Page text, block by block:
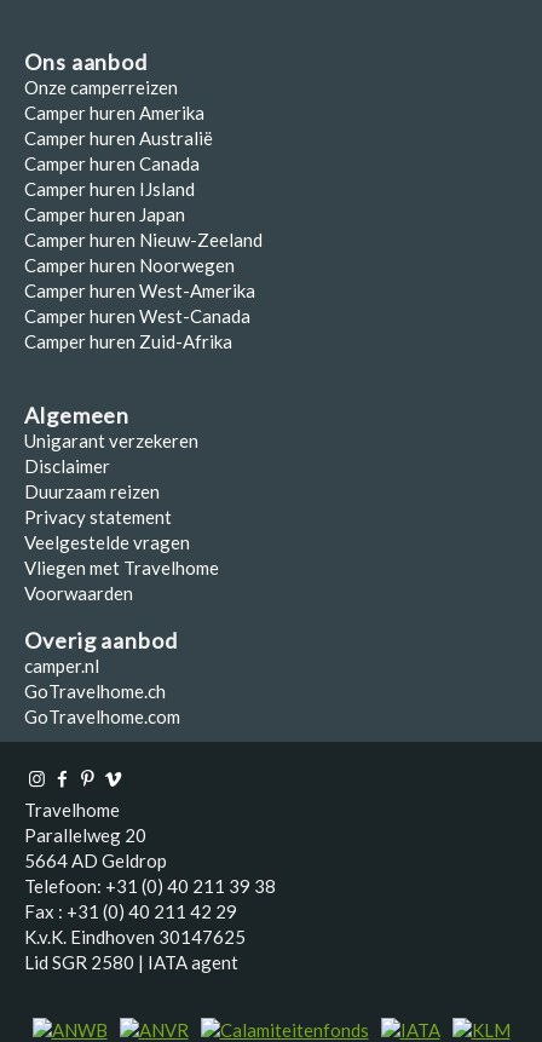
Ons aanbod
Onze camperreizen
Camper huren Amerika
Camper huren Australië
Camper huren Canada
Camper huren IJsland
Camper huren Japan
Camper huren Nieuw-Zeeland
Camper huren Noorwegen
Camper huren West-Amerika
Camper huren West-Canada
Camper huren Zuid-Afrika
Algemeen
Unigarant verzekeren
Disclaimer
Duurzaam reizen
Privacy statement
Veelgestelde vragen
Vliegen met Travelhome
Voorwaarden
Overig aanbod
camper.nl
GoTravelhome.ch
GoTravelhome.com
Travelhome
Parallelweg 20
5664 AD Geldrop
Telefoon: +31 (0) 40 211 39 38
Fax : +31 (0) 40 211 42 29
K.v.K. Eindhoven 30147625
Lid SGR 2580 | IATA agent